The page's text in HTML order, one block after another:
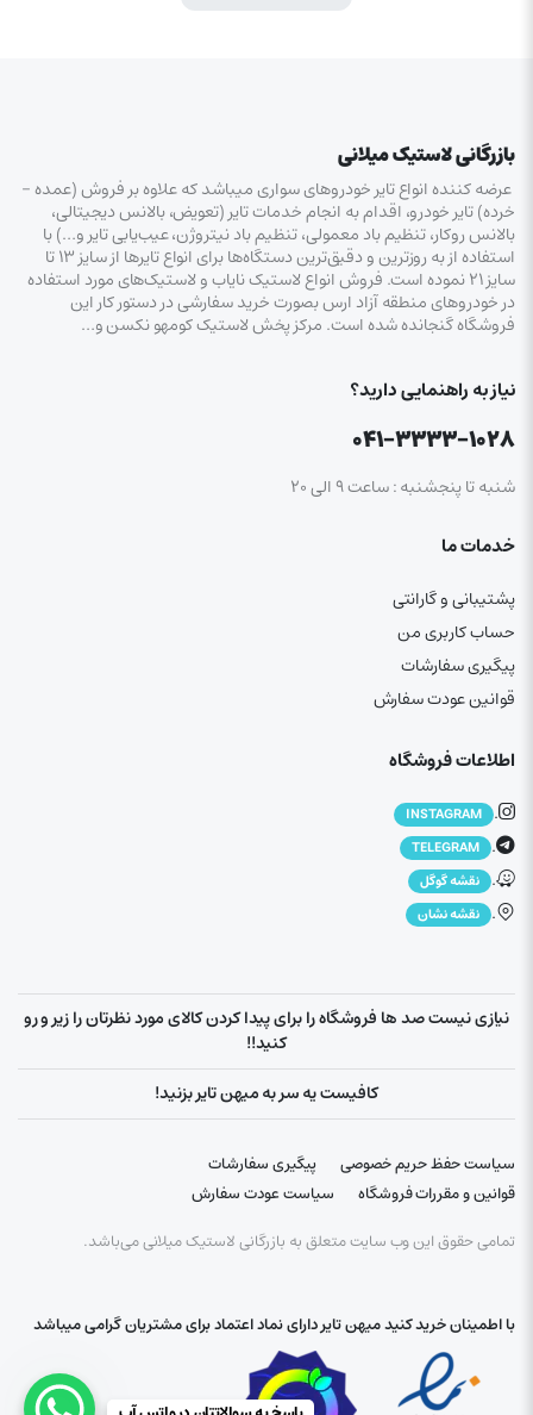
بازرگانی لاستیک میلانی
عرضه کننده انواع تایر خودروهای سواری میباشد که علاوه بر فروش (عمده –
خرده‌) تایر خودرو، اقدام به انجام خدمات تایر (تعویض، بالانس دیجیتالی،
بالانس روکار، تنظیم باد معمولی، تنظیم باد نیتروژن، عیب‌یابی تایر و…) با
استفاده از به روزترین و دقیق‌ترین دستگاه‌ها برای انواع تایرها از سایز ۱۳ تا
سایز ۲۱ نموده است. فروش انواع لاستیک‌ نایاب و لاستیک‌های مورد استفاده
در خودروهای منطقه آزاد ارس بصورت خرید سفارشی در دستور کار این
فروشگاه گنجانده شده است. مرکز پخش لاستیک کومهو نکسن و…
نیاز به راهنمایی دارید؟
۰۴۱-۳۳۳۳-۱۰۲۸
شنبه تا پنجشنبه : ساعت ۹ الی ۲۰
خدمات ما
پشتیبانی و گارانتی
حساب کاربری من
پیگیری سفارشات
قوانین عودت سفارش
اطلاعات فروشگاه
.
INSTAGRAM
.
TELEGRAM
. نقشه گوگل
. نقشه نشان
نیازی نیست صد ها فروشگاه را برای پیدا کردن کالای مورد نظرتان را زیر و رو
کنید!!
کافیست یه سر به میهن تایر بزنید!
سیاست حفظ حریم خصوصی
پیگیری سفارشات
قوانین و مقررات فروشگاه
سیاست عودت سفارش
تمامی حقوق این وب سایت متعلق به بازرگانی لاستیک میلانی می‌باشد.
با اطمینان خرید کنید میهن تایر دارای نماد اعتماد برای مشتریان گرامی میباشد